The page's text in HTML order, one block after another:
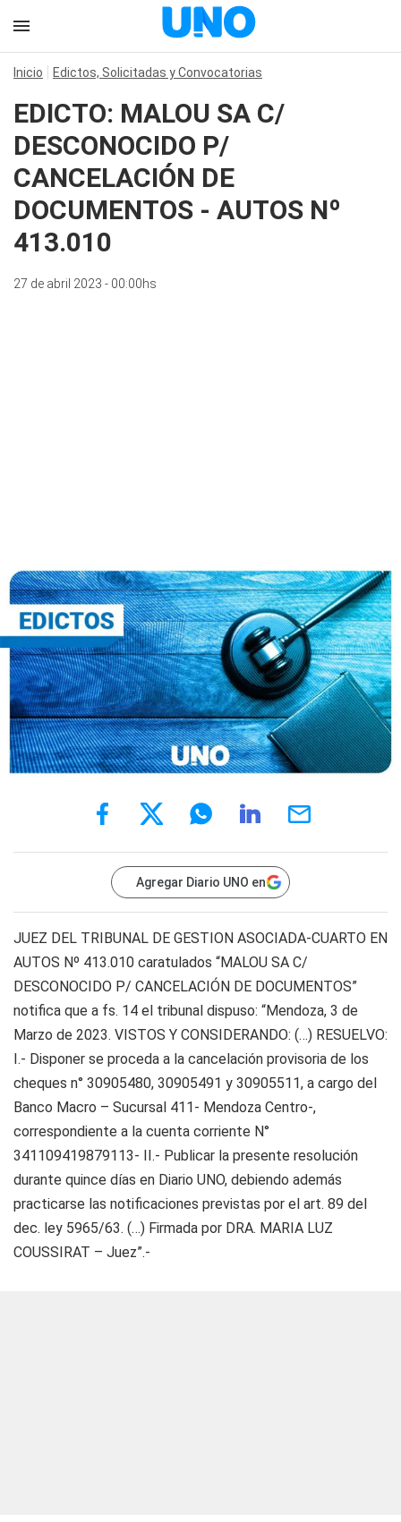
Inicio Edictos, Solicitadas y Convocatorias
EDICTO: MALOU SA C/
DESCONOCIDO P/
CANCELACIÓN DE
DOCUMENTOS - AUTOS Nº
413.010
27 de abril 2023 - 00:00hs
Agregar Diario UNO en
JUEZ DEL TRIBUNAL DE GESTION ASOCIADA-CUARTO EN
AUTOS Nº 413.010 caratulados “MALOU SA C/
DESCONOCIDO P/ CANCELACIÓN DE DOCUMENTOS”
notifica que a fs. 14 el tribunal dispuso: “Mendoza, 3 de
Marzo de 2023. VISTOS Y CONSIDERANDO: (…) RESUELVO:
I.- Disponer se proceda a la cancelación provisoria de los
cheques n° 30905480, 30905491 y 30905511, a cargo del
Banco Macro – Sucursal 411- Mendoza Centro-,
correspondiente a la cuenta corriente N°
341109419879113- II.- Publicar la presente resolución
durante quince días en Diario UNO, debiendo además
practicarse las notificaciones previstas por el art. 89 del
dec. ley 5965/63. (…) Firmada por DRA. MARIA LUZ
COUSSIRAT – Juez”.-